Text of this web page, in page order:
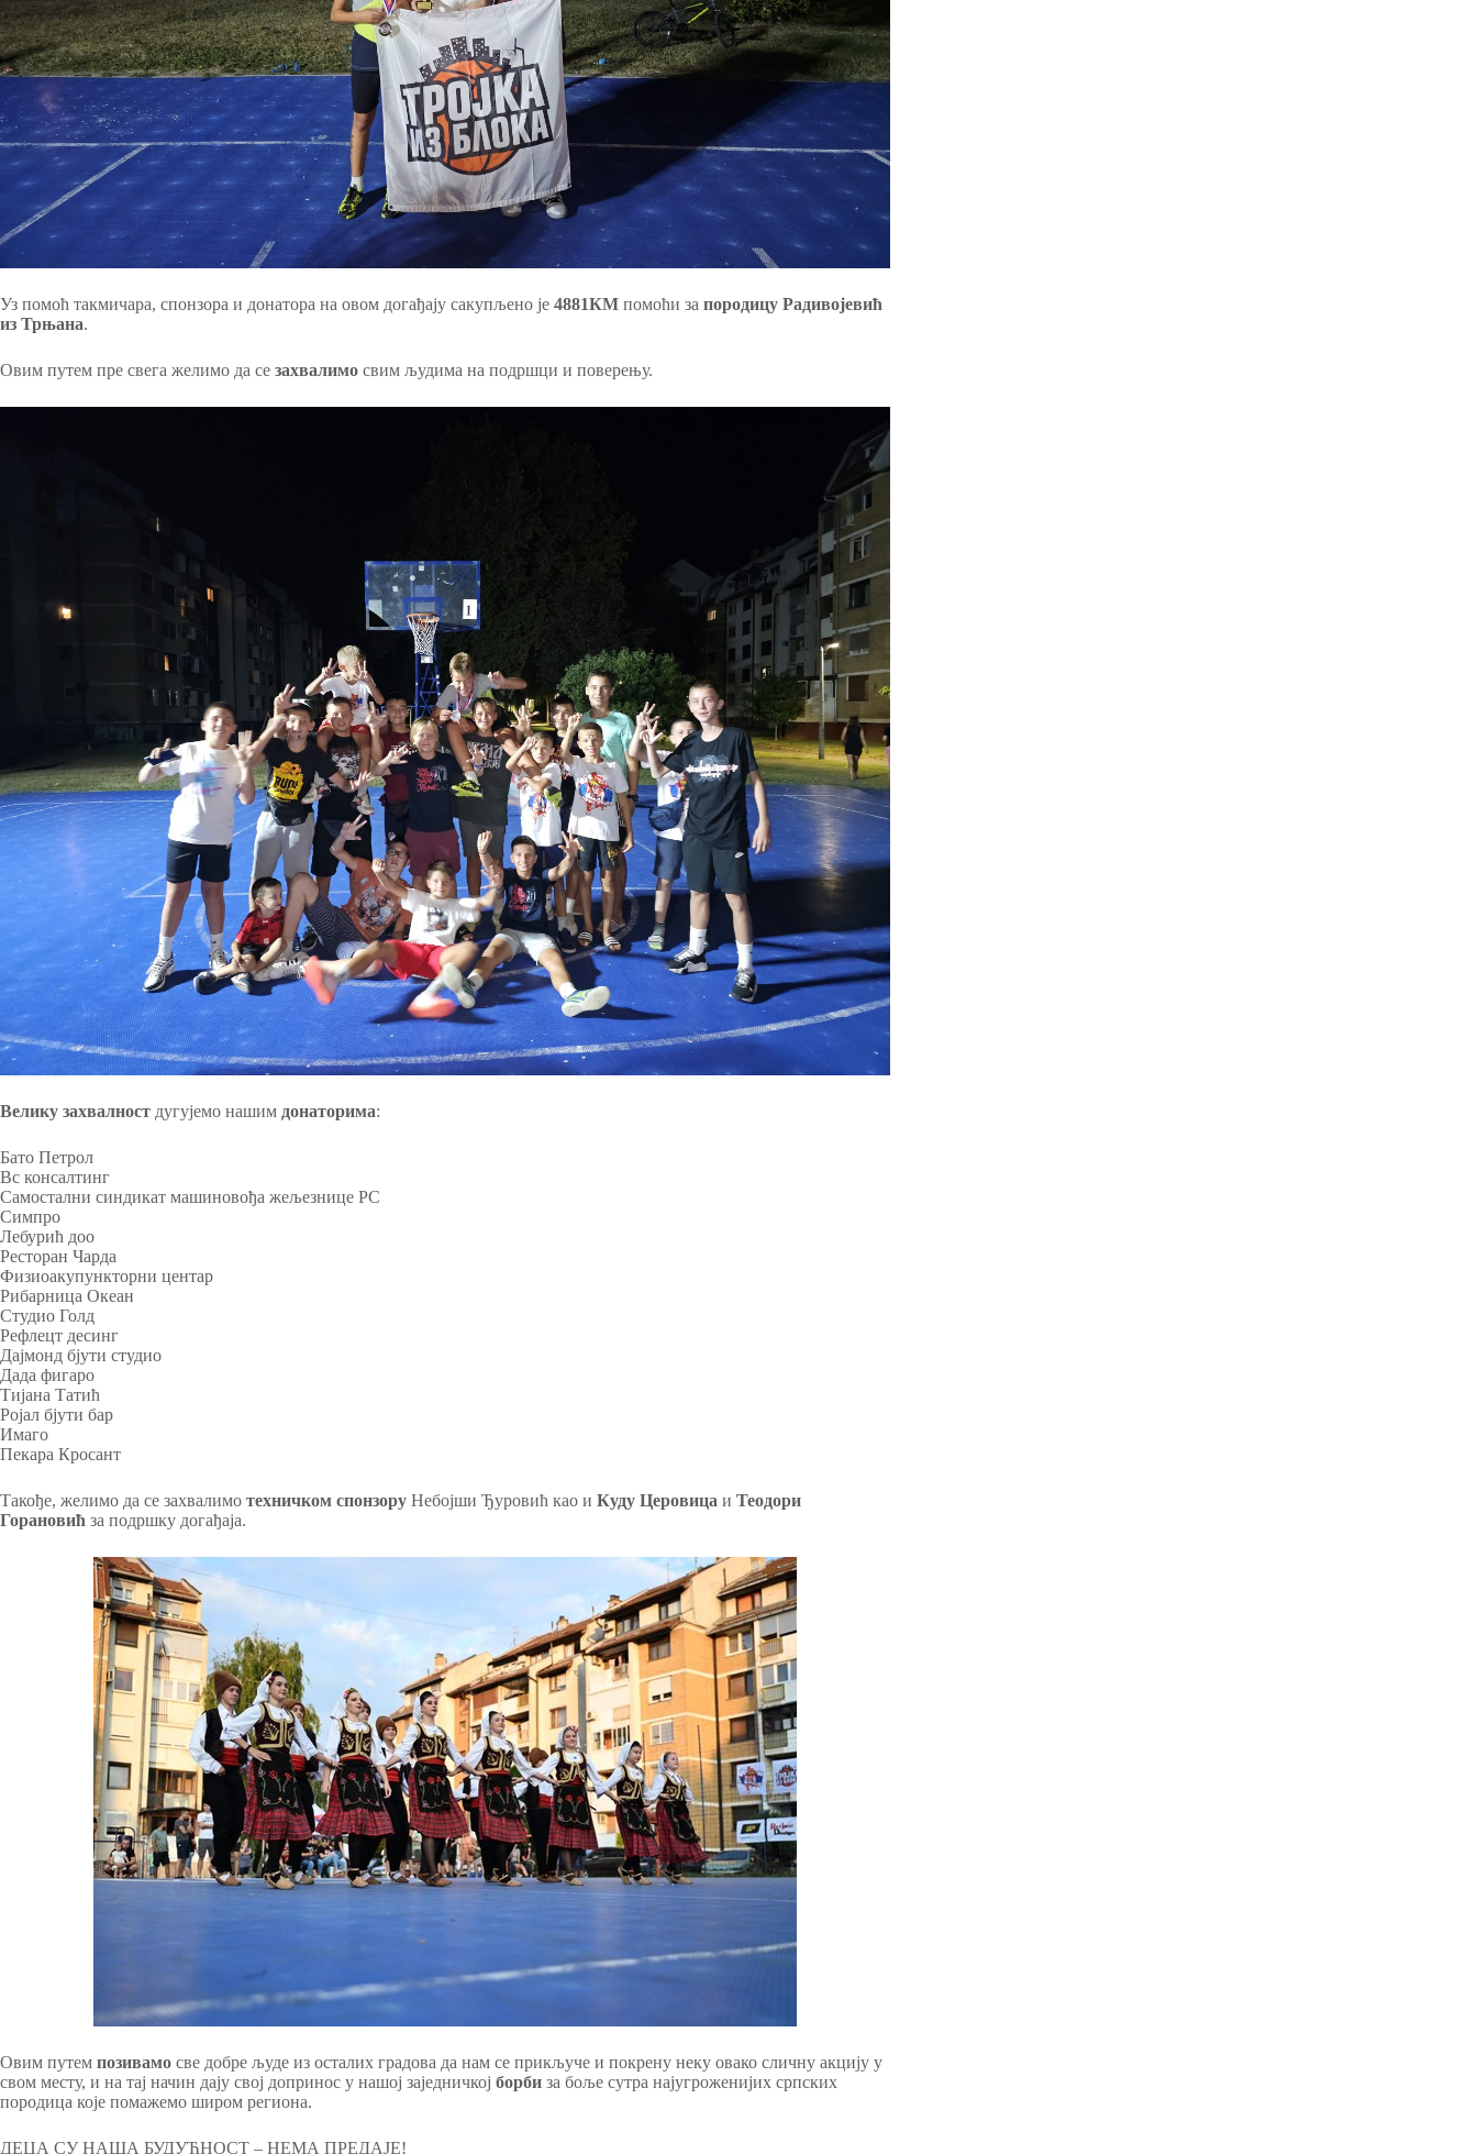
Уз помоћ такмичара, спонзора и донатора на овом догађају сакупљено је 4881КМ помоћи за породицу Радивојевић
из Трњана.
Овим путем пре свега желимо да се захвалимо свим људима на подршци и поверењу.
Велику захвалност дугујемо нашим донаторима:
Бато Петрол
Вс консалтинг
Самостални синдикат машиновођа жељезнице РС
Симпро
Лебурић доо
Ресторан Чарда
Физиоакупункторни центар
Рибарница Океан
Студио Голд
Рефлецт десинг
Дајмонд бјути студио
Дада фигаро
Тијана Татић
Ројал бјути бар
Имаго
Пекара Кросант
Такође, желимо да се захвалимо техничком спонзору Небојши Ђуровић као и Куду Церовица и Теодори
Горановић за подршку догађаја.
Овим путем позивамо све добре људе из осталих градова да нам се прикључе и покрену неку овако сличну акцију у
свом месту, и на тај начин дају свој допринос у нашој заједничкој борби за боље сутра најугроженијих српских
породица које помажемо широм региона.
ДЕЦА СУ НАША БУДУЋНОСТ – НЕМА ПРЕДАЈЕ!